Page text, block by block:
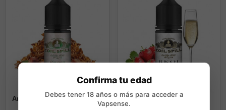
Aroma Longfill Havana - Coil
Aroma Longfill Rkoi - Coil
Confirma tu edad
Debes tener 18 años o más para acceder a
Vapsense.